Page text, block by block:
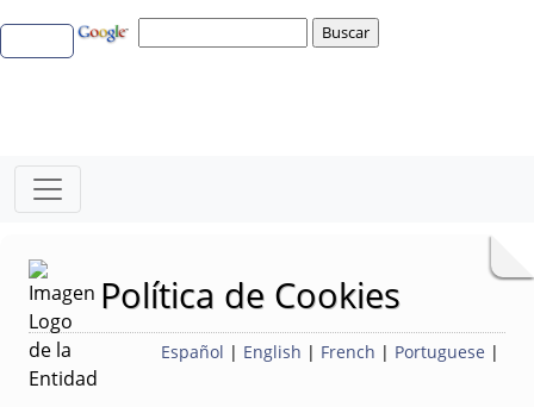
Política de Cookies
Español | English | French | Portuguese |